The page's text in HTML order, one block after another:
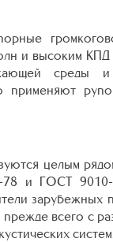
и высоким
среды и
применяют
целым
78 и ГОСТ
зарубежных
всего с
систем.